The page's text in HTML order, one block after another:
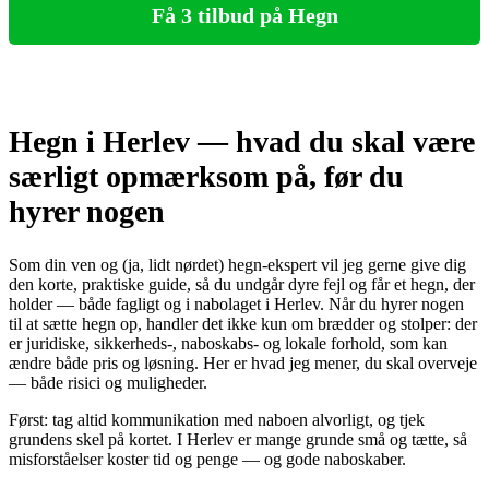
Få 3 tilbud på Hegn
Hegn i Herlev — hvad du skal være
særligt opmærksom på, før du
hyrer nogen
Som din ven og (ja, lidt nørdet) hegn‑ekspert vil jeg gerne give dig
den korte, praktiske guide, så du undgår dyre fejl og får et hegn, der
holder — både fagligt og i nabolaget i Herlev. Når du hyrer nogen
til at sætte hegn op, handler det ikke kun om brædder og stolper: der
er juridiske, sikkerheds‑, naboskabs‑ og lokale forhold, som kan
ændre både pris og løsning. Her er hvad jeg mener, du skal overveje
— både risici og muligheder.
Først: tag altid kommunikation med naboen alvorligt, og tjek
grundens skel på kortet. I Herlev er mange grunde små og tætte, så
misforståelser koster tid og penge — og gode naboskaber.